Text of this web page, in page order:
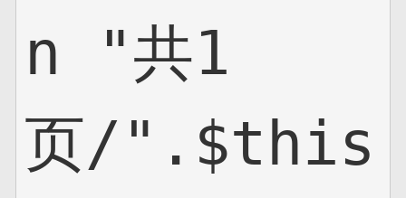
n "共1
页/".$this